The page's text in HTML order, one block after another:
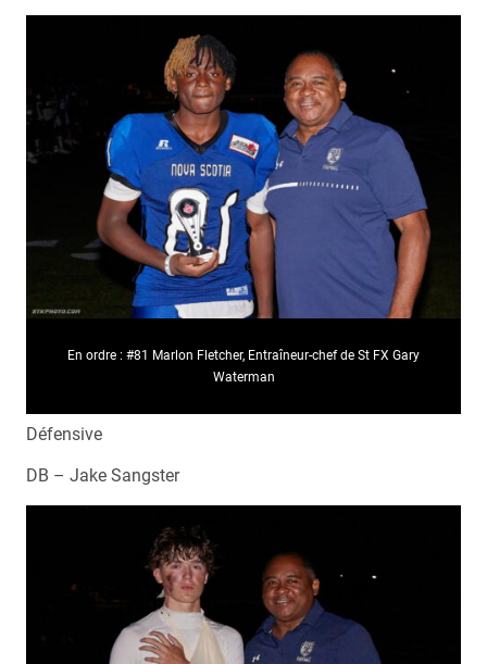
En ordre : #81 Marlon Fletcher, Entraîneur-chef de St FX Gary
Waterman
Défensive
DB – Jake Sangster